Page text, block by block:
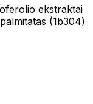
ekstraktai
(1b304)